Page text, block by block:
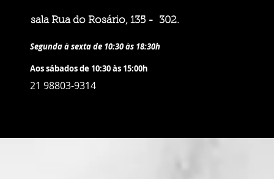
sala Rua do Rosário, 135 - 302.
Segunda à sexta de 10:30 às 18:30h
Aos sábados de 10:30 às 15:00h
21 98803-9314